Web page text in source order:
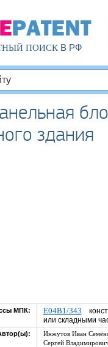
ПОИСКВ РФ
здания
МПК: E04B1/343
или складными
Инжутов Иван
Сергей